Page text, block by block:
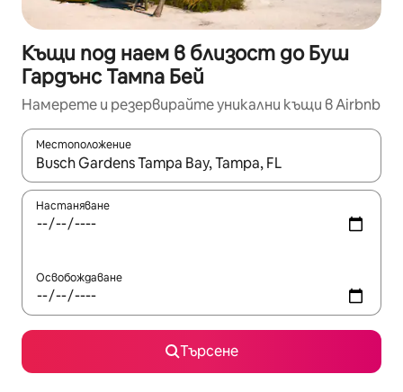
Къщи под наем в близост до Буш
Гардънс Тампа Бей
Намерете и резервирайте уникални къщи в Airbnb
Местоположение
Когато резултатите се покажат, използвайте
Настаняване
Освобождаване
Търсене